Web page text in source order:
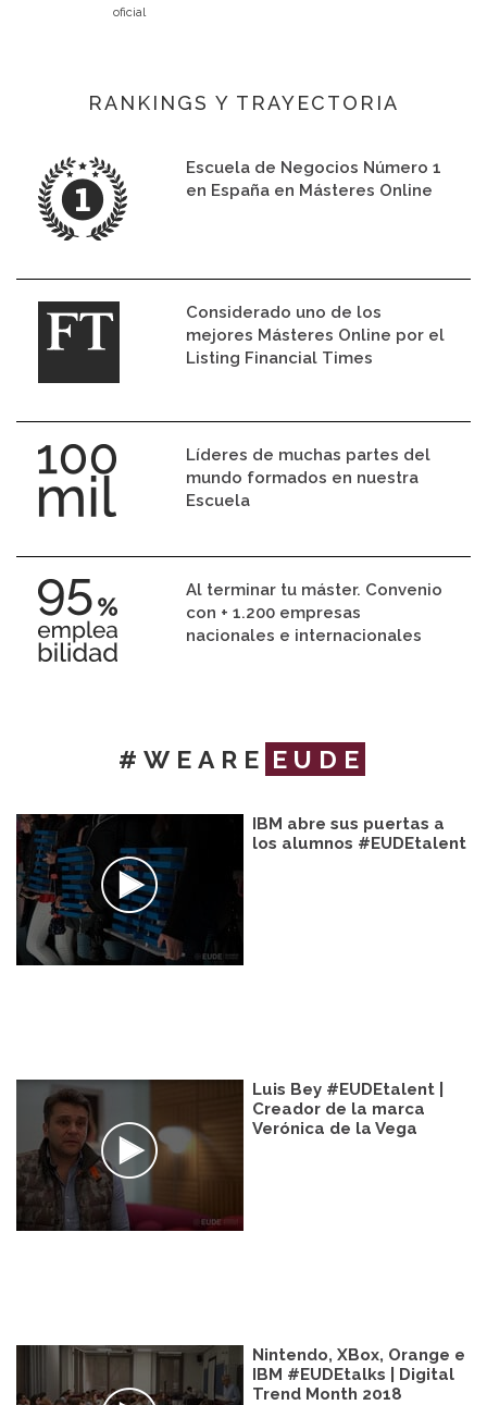
oficial
RANKINGS Y TRAYECTORIA
Escuela de Negocios Número 1
en España en Másteres Online
Considerado uno de los
mejores Másteres Online por el
Listing Financial Times
Líderes de muchas partes del
mundo formados en nuestra
Escuela
Al terminar tu máster. Convenio
con + 1.200 empresas
nacionales e internacionales
#WEARE EUDE
IBM abre sus puertas a
los alumnos #EUDEtalent
Luis Bey #EUDEtalent |
Creador de la marca
Verónica de la Vega
Nintendo, XBox, Orange e
IBM #EUDEtalks | Digital
Trend Month 2018